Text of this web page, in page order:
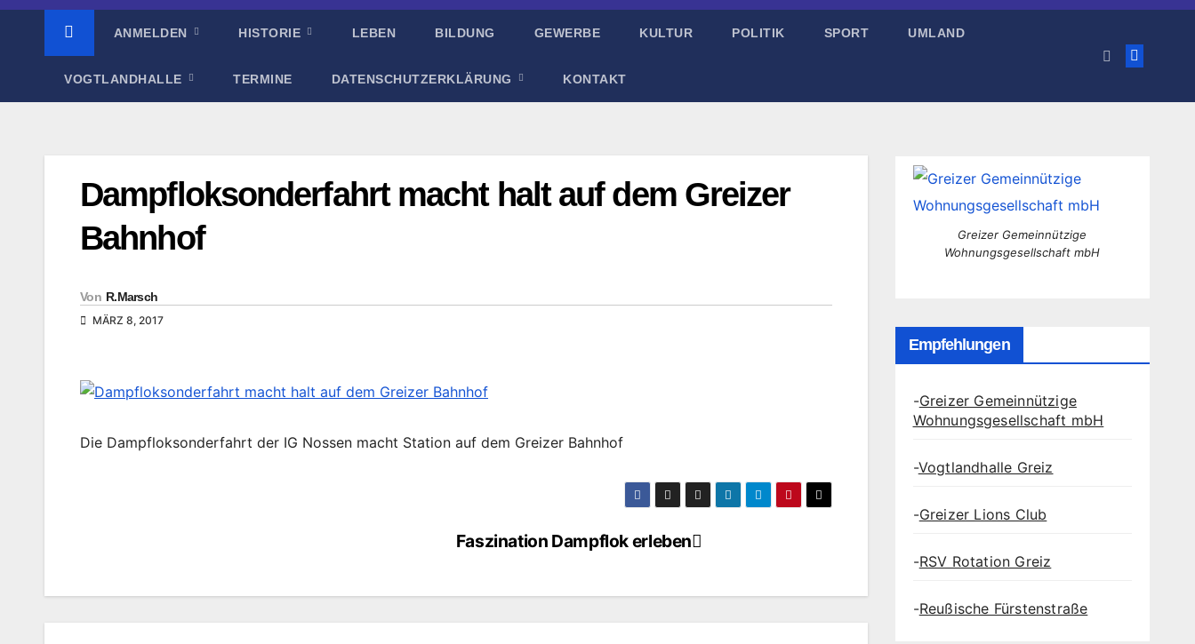
ANMELDEN HISTORIE LEBEN BILDUNG GEWERBE KULTUR POLITIK SPORT UMLAND
VOGTLANDHALLE TERMINE DATENSCHUTZERKLÄRUNG KONTAKT
Dampfloksonderfahrt macht halt auf dem Greizer
Bahnhof
Von R.Marsch
MÄRZ 8, 2017
Die Dampfloksonderfahrt der IG Nossen macht Station auf dem Greizer Bahnhof
Faszination Dampflok erleben
Greizer Gemeinnützige
Wohnungsgesellschaft mbH
Empfehlungen
-Greizer Gemeinnützige
Wohnungsgesellschaft mbH
-Vogtlandhalle Greiz
-Greizer Lions Club
-RSV Rotation Greiz
-Reußische Fürstenstraße